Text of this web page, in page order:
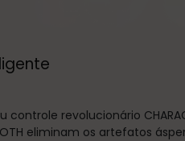
revolucionário
eliminam os artefatos